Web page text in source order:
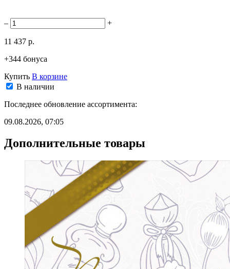
– +
11 437 р.
+344 бонуса
Купить В корзине
В наличии
Последнее обновление ассортимента:
09.08.2026, 07:05
Дополнительные товары